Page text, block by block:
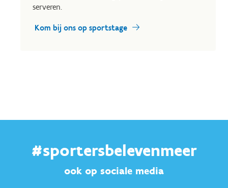
serveren.
Kom bij ons op sportstage
#sportersbelevenmeer
ook op sociale media